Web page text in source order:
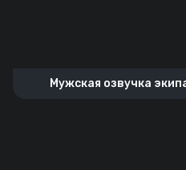
Мужская озвучка